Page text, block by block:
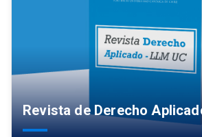
Revista de Derecho